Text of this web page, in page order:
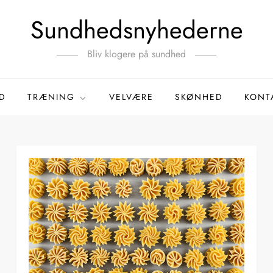
Sundhedsnyhederne
Bliv klogere på sundhed
TRÆNING VELVÆRE SKØNHED